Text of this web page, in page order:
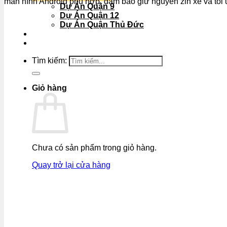
Dự Án Quận 9
Dự Án Quận 12
Dự Án Quận Thủ Đức
Tìm kiếm:
Giỏ hàng
Chưa có sản phẩm trong giỏ hàng.
Quay trở lại cửa hàng